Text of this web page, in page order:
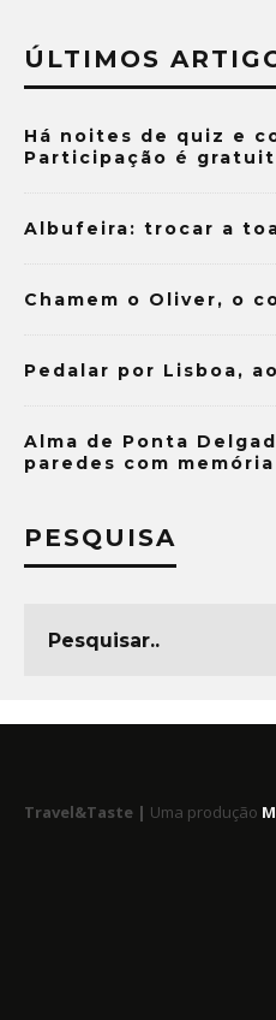
ÚLTIMOS
Há noites de quiz e
Participação é
Albufeira: trocar a
Chamem o Oliver, o
Pedalar por Lisboa,
Alma de Ponta
paredes com memória
PESQUISA
Travel&Taste | Uma produção